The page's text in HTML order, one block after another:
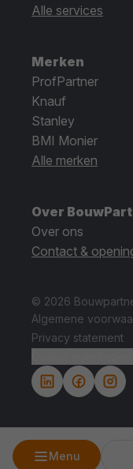
Menu
Alle services
Merken
ProfPartner
Knauf
Stanley
BMI Monier
Alle merken
Over
Over ons
Contact &
© 2026
Algemene
Privacy statement